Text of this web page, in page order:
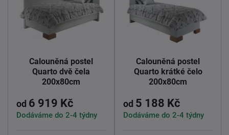
Čalouněná postel
Quarto dvě čela
200x80cm
od 6 919 Kč
Dodáváme do 2-4 týdny
Čalouněná postel
Quarto krátké čelo
200x80cm
od 5 188 Kč
Dodáváme do 2-4 týdny